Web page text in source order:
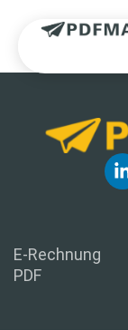
E-Rechnung
PDF